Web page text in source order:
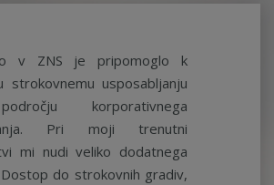
v ZNS je pripomoglo k
strokovnemu usposabljanju
korporativnega
Pri moji trenutni
mi nudi veliko dodatnega
Dostop do strokovnih gradiv,